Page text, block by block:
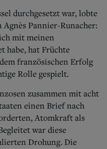
durchgesetzt war, lobte
Pannier-Runacher:
mit meinen
habe, hat Früchte
französischen Erfolg
Rolle gespielt.
zusammen mit acht
einen Brief nach
Atomkraft als
war diese
Drohung. Die